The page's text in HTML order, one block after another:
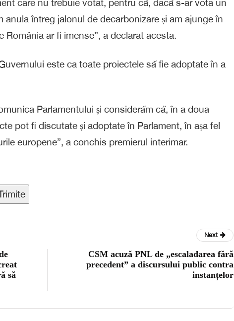
care nu trebuie votat, pentru că, dacă s-ar vota un
întreg jalonul de decarbonizare și am ajunge în
ar fi imense”, a declarat acesta.
este ca toate proiectele să fie adoptate în a
Parlamentului și considerăm că, în a doua
pot fi discutate și adoptate în Parlament, în așa fel
europene”, a conchis premierul interimar.
să
Next
CSM acuză PNL de „escaladarea fără
precedent” a discursului public contra
instanțelor